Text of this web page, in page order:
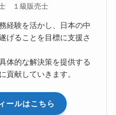
１級販売士
経験を活かし、日本の中
げることを目標に支援さ
体的な解決策を提供する
貢献していきます。
ールはこちら